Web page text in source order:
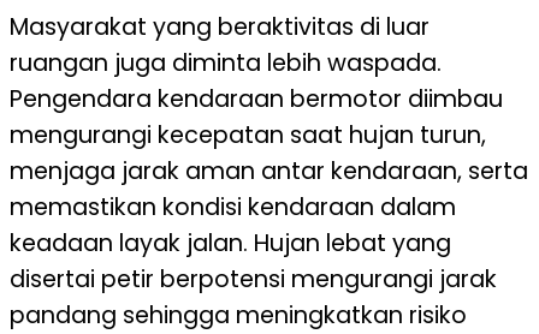
Masyarakat yang beraktivitas di luar
ruangan juga diminta lebih waspada.
Pengendara kendaraan bermotor diimbau
mengurangi kecepatan saat hujan turun,
menjaga jarak aman antar kendaraan, serta
memastikan kondisi kendaraan dalam
keadaan layak jalan. Hujan lebat yang
disertai petir berpotensi mengurangi jarak
pandang sehingga meningkatkan risiko